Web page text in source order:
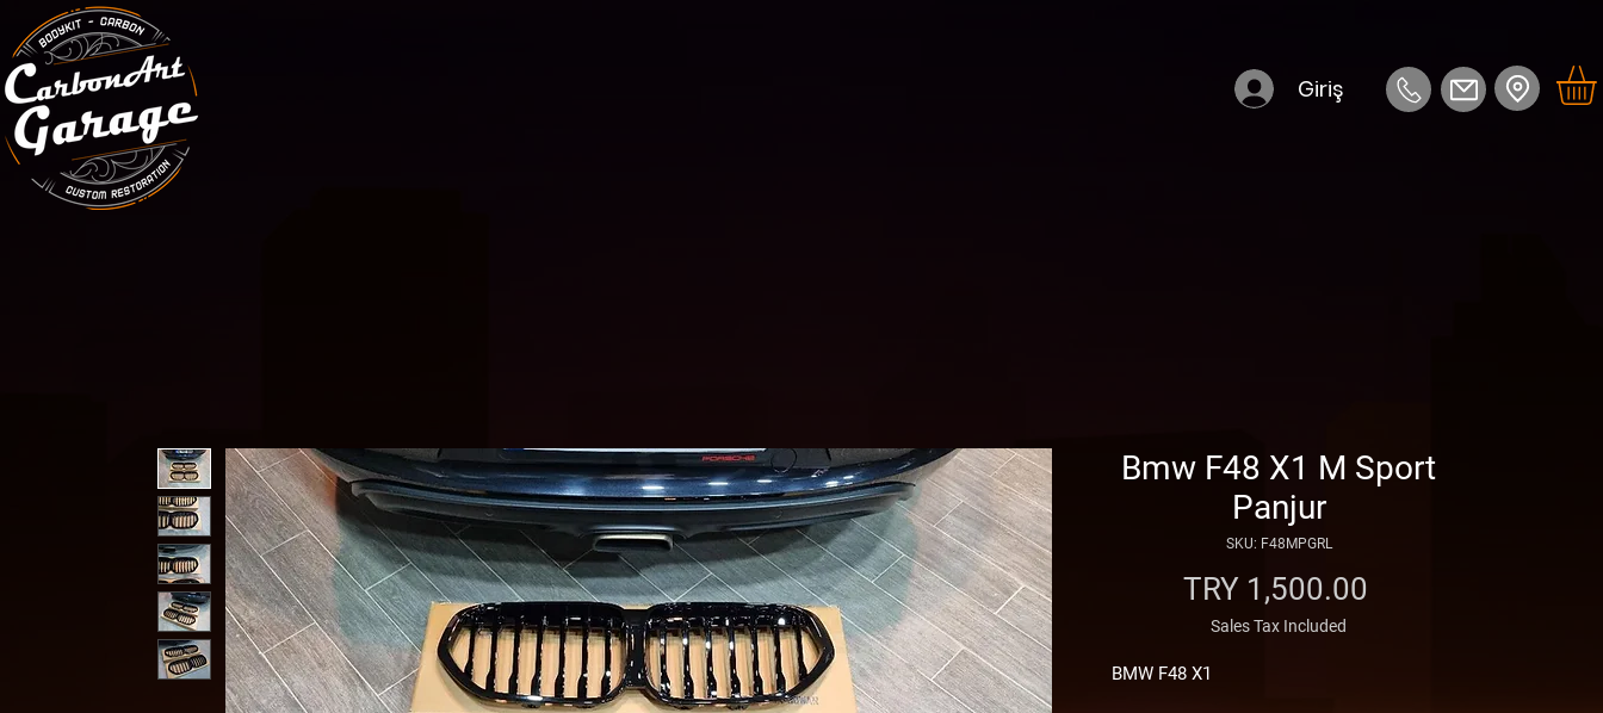
Giriş
Bmw F48 X1 M Sport
Panjur
SKU: F48MPGRL
TRY 1,500.00
Sales Tax Included
BMW F48 X1